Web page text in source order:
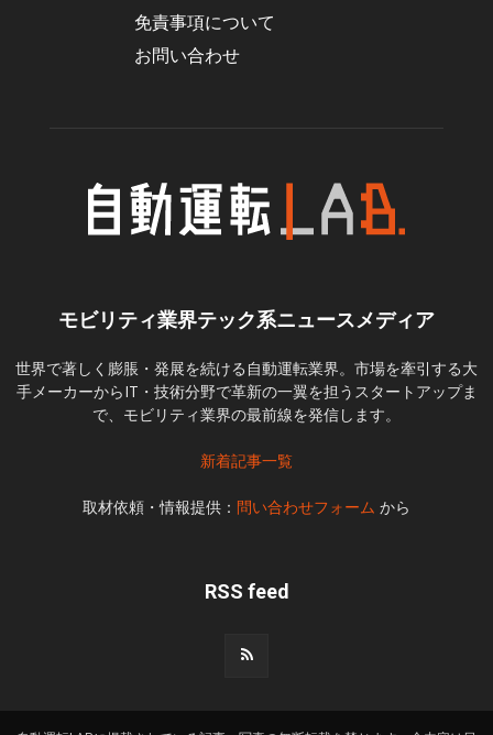
免責事項について
お問い合わせ
モビリティ業界テック系ニュースメディア
世界で著しく膨脹・発展を続ける自動運転業界。市場を牽引する大
手メーカーからIT・技術分野で革新の一翼を担うスタートアップま
で、モビリティ業界の最前線を発信します。
新着記事一覧
取材依頼・情報提供： 問い合わせフォーム から
RSS feed